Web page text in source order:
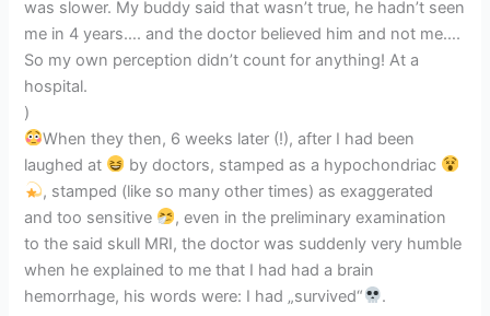
was slower. My buddy said that wasn’t true, he hadn’t seen
me in 4 years…. and the doctor believed him and not me….
So my own perception didn’t count for anything! At a
hospital.
)
When they then, 6 weeks later (!), after I had been
laughed at
by doctors, stamped as a hypochondriac
, stamped (like so many other times) as exaggerated
and too sensitive
, even in the preliminary examination
to the said skull MRI, the doctor was suddenly very humble
when he explained to me that I had had a brain
hemorrhage, his words were: I had „survived“
.